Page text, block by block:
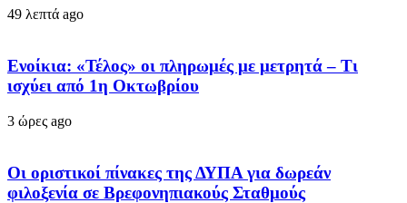
49 λεπτά ago
Ενοίκια: «Τέλος» οι πληρωμές με μετρητά – Τι
ισχύει από 1η Οκτωβρίου
3 ώρες ago
Οι οριστικοί πίνακες της ΔΥΠΑ για δωρεάν
φιλοξενία σε Βρεφονηπιακούς Σταθμούς